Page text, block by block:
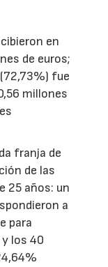
en
de euros;
fue
millones
franja de
de las
25 años: un
a
para
los 40